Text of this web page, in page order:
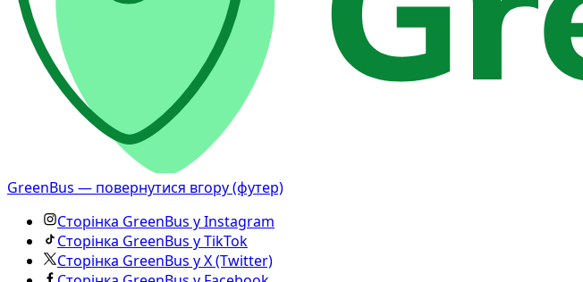
GreenBus — повернутися вгору (футер)
Сторінка GreenBus у Instagram
Сторінка GreenBus у TikTok
Сторінка GreenBus у X (Twitter)